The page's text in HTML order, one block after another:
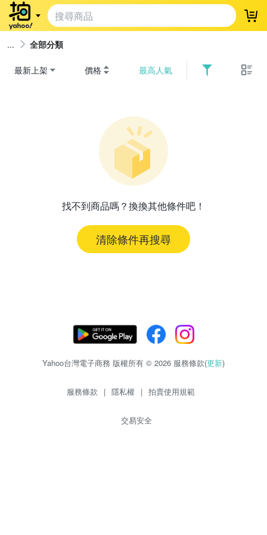
登
全部分類
最新上架 價格 最高人氣
找不到商品嗎？換換其他條件吧！
清除條件再搜尋
Yahoo台灣電子商務 版權所有 © 2026 服務條款(更新)
服務條款 | 隱私權 | 拍賣使用規範
交易安全